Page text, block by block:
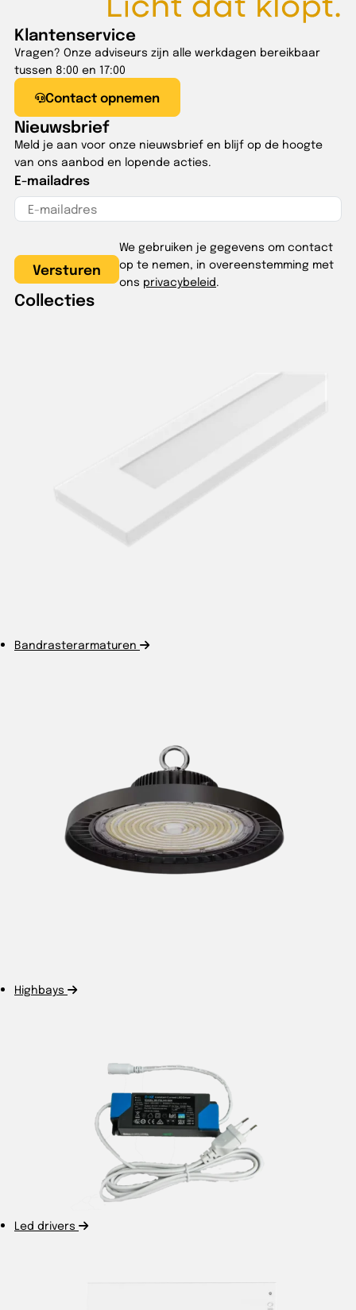
Klantenservice
Vragen? Onze adviseurs zijn alle werkdagen bereikbaar
tussen 8:00 en 17:00
Contact opnemen
Nieuwsbrief
Meld je aan voor onze nieuwsbrief en blijf op de hoogte
van ons aanbod en lopende acties.
E-mailadres
We gebruiken je gegevens om contact
op te nemen, in overeenstemming met
ons privacybeleid.
Collecties
Bandrasterarmaturen
Highbays
Led drivers